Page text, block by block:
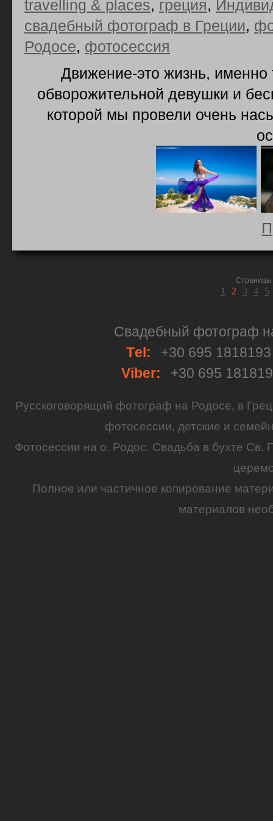
travelling & places, греция,
свадебный фотограф в Греции,
Родосе, фотосессия
Движение-это жизнь, именно
обворожительной девушки и
которой мы провели очень
Страницы
1 2 3 4 5
Свадебный фотограф
Тel:
+30 695
Viber:
+30 695
Русскоговорящий фотограф на Родосе, в
фотосессии, детские и
Фотосессии на о. Родос. Свадьба в бухте Св.
Полное или частичное копирование
материалов